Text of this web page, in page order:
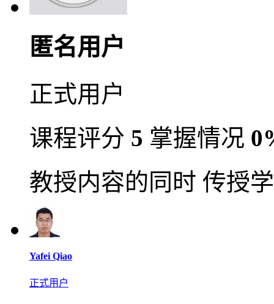
匿名用户
正式用户
课程评分 5 掌握情况
教授内容的同时 传授
Yafei Qiao
正式用户